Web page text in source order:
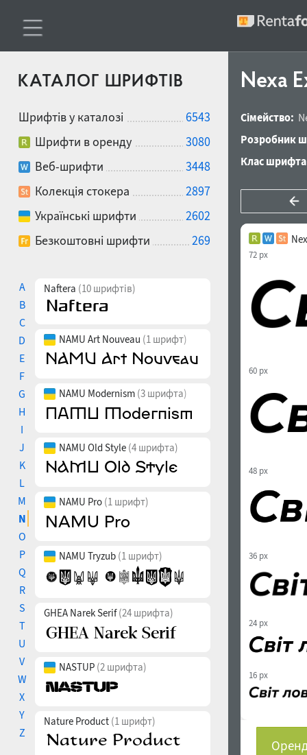
КАТАЛОГ ШРИФТІВ
Шрифтів у каталозі
6543
Шрифти в оренду
3080
Веб-шрифти
3448
Колекція стокера
2897
Українські шрифти
2602
Безкоштовні шрифти
269
A
B
C
D
E
F
G
H
I
J
K
L
M
N
O
P
Q
R
S
T
U
V
W
X
Y
Z
Naftera (10 шрифтів)
NAMU Art Nouveau (1 шрифт)
NAMU Modernism (3 шрифта)
NAMU Old Style (4 шрифта)
NAMU Pro (1 шрифт)
NAMU Tryzub (1 шрифт)
GHEA Narek Serif(24 шрифта)
NASTUP (2 шрифта)
Nature Product (1 шрифт)
Nexa
Сімейство:
Розробник
Клас
72 px
60 px
48 px
36 px
24 px
16 px